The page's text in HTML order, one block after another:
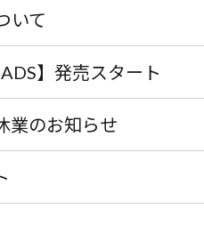
いて
】発売スタート
業のお知らせ